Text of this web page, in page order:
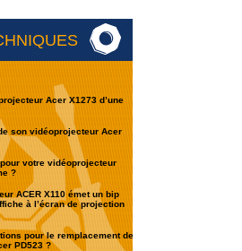
Acer X1273 d’une
son vidéoprojecteur Acer
votre vidéoprojecteur
?
ACER X110 émet un bip
à l’écran de projection
pour le remplacement de
PD523 ?